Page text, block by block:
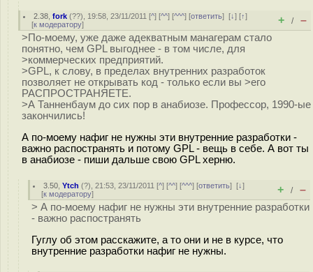
2.38 ,fork (??), 19:58, 23/11/2011 [^] [^^] [^^^] [ответить][↓] [↑]
[к модератору] + / –
>По-моему, уже даже адекватным манагерам стало
понятно, чем GPL выгоднее - в том числе, для
>коммерческих предприятий.
>GPL, к слову, в пределах внутренних разработок
позволяет не открывать код - только если вы >его
РАСПРОСТРАНЯЕТЕ.
>А Танненбаум до сих пор в анабиозе. Профессор, 1990-ые
закончились!
А по-моему нафиг не нужны эти внутренние разработки -
важно распостранять и потому GPL - вещь в себе. А вот ты
в анабиозе - пиши дальше свою GPL херню.
3.50 ,Ytch (?), 21:53, 23/11/2011 [^] [^^] [^^^] [ответить][↓]
[к модератору] + / –
> А по-моему нафиг не нужны эти внутренние разработки
- важно распостранять
Гуглу об этом расскажите, а то они и не в курсе, что
внутренние разработки нафиг не нужны.